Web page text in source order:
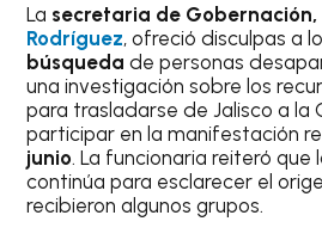
La secretaria de Gobernación,
Rodríguez, ofreció disculpas a
búsqueda de personas
una investigación sobre los
para trasladarse de Jalisco a la
participar en la manifestación
junio. La funcionaria reiteró que
continúa para esclarecer el
recibieron algunos grupos.